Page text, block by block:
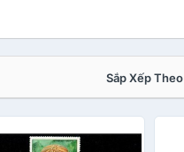
Sắp Xếp Theo